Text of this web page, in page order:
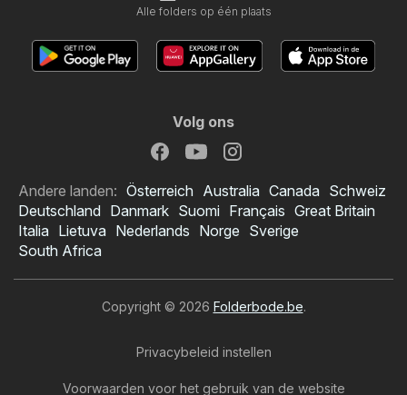
Alle folders op één plaats
Volg ons
Andere landen: Österreich Australia Canada Schweiz
Deutschland Danmark Suomi Français Great Britain
Italia Lietuva Nederlands Norge Sverige
South Africa
Copyright © 2026 Folderbode.be.
Privacybeleid instellen
Voorwaarden voor het gebruik van de website